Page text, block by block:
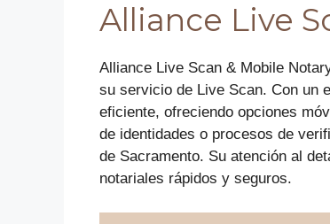
Alliance Live
Alliance Live Scan & Mobile
su servicio de Live Scan. Con un
eficiente, ofreciendo opciones
de identidades o procesos de
de Sacramento. Su atención al
notariales rápidos y seguros.